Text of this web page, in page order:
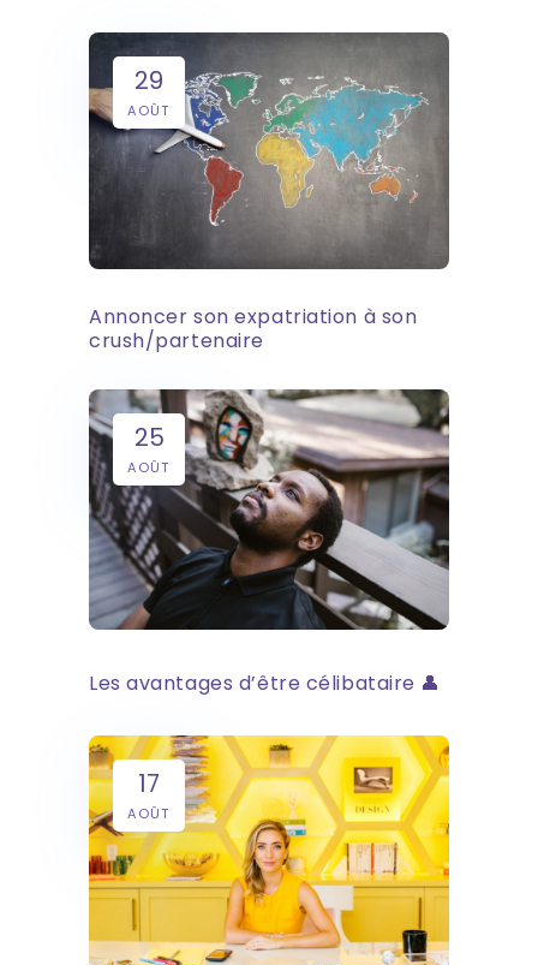
29
AOÛT
Annoncer son expatriation à son
crush/partenaire
25
AOÛT
Les avantages d’être célibataire 👤
17
AOÛT